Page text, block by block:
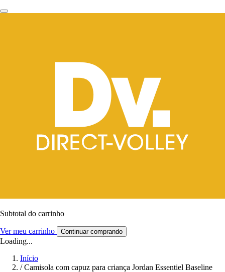
Subtotal do carrinho
Ver meu carrinho Continuar comprando
Loading...
Início
/ Camisola com capuz para criança Jordan Essentiel Baseline